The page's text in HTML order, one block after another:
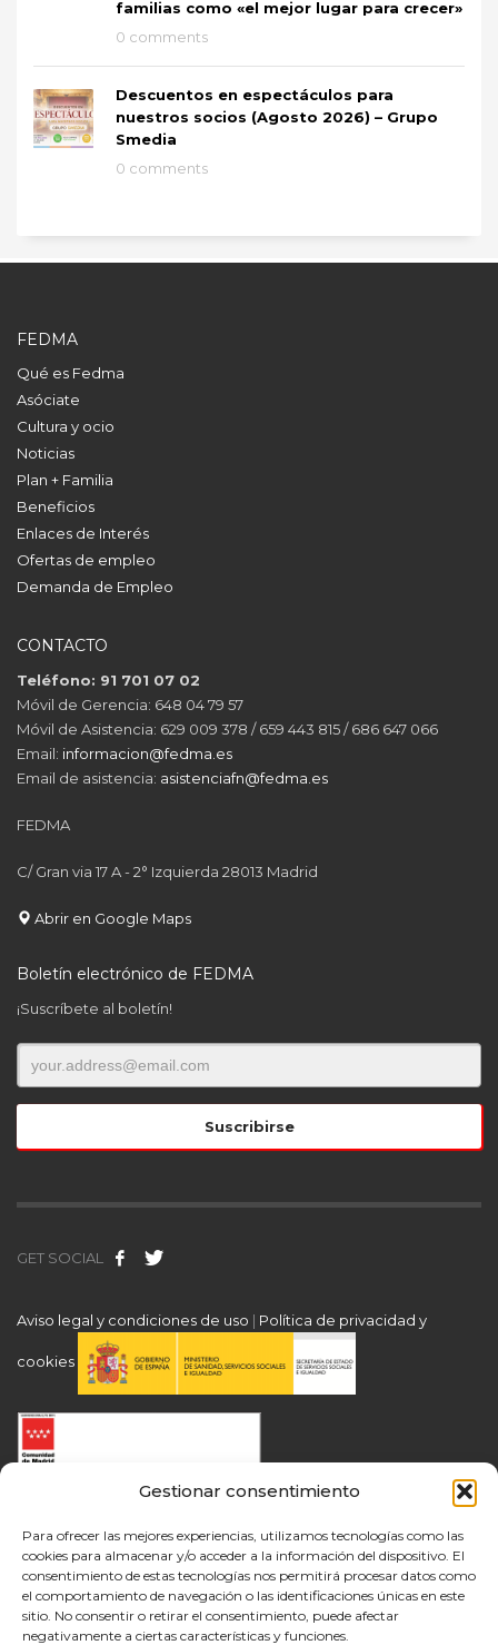
Gestionar consentimiento
Para ofrecer las mejores experiencias, utilizamos tecnologías como las
cookies para almacenar y/o acceder a la información del dispositivo. El
consentimiento de estas tecnologías nos permitirá procesar datos como
el comportamiento de navegación o las identificaciones únicas en este
sitio. No consentir o retirar el consentimiento, puede afectar
negativamente a ciertas características y funciones.
familias como «el mejor lugar para crecer»
0 comments
Descuentos en espectáculos para
nuestros socios (Agosto 2026) – Grupo
Smedia
0 comments
FEDMA
Qué es Fedma
Asóciate
Cultura y ocio
Noticias
Plan + Familia
Beneficios
Enlaces de Interés
Ofertas de empleo
Demanda de Empleo
CONTACTO
Teléfono: 91 701 07 02
Móvil de Gerencia: 648 04 79 57
Móvil de Asistencia: 629 009 378 / 659 443 815 / 686 647 066
Email: informacion@fedma.es
Email de asistencia: asistenciafn@fedma.es
FEDMA
C/ Gran via 17 A - 2° Izquierda 28013 Madrid
Abrir en Google Maps
Boletín electrónico de FEDMA
¡Suscríbete al boletín!
GET SOCIAL
Aviso legal y condiciones de uso | Política de privacidad y
cookies